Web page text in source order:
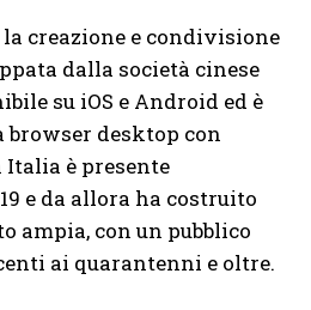
la creazione e condivisione
dalla società cinese
su iOS e Android ed è
browser desktop con
è presente
e da allora ha costruito
ampia, con un pubblico
ai quarantenni e oltre.